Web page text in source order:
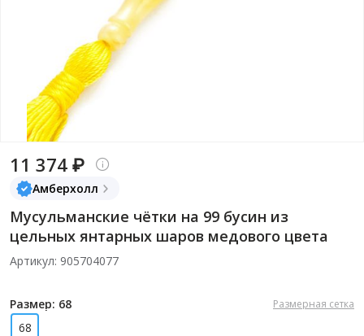
11 374 ₽
Амберхолл
Мусульманские чётки на 99 бусин из
цельных янтарных шаров медового цвета
Артикул: 905704077
Размер: 68 Размерная сетка
68